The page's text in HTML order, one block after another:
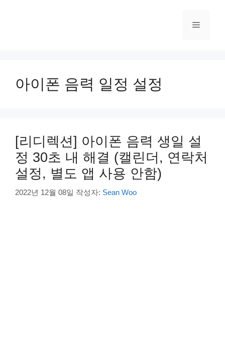
메
아이폰 음력 일정 설정
[리디렉션] 아이폰 음력 생일 설
정 30초 내 해결 (캘린더, 연락처
설정, 별도 앱 사용 안함)
2022년 12월 08일 작성자: Sean Woo